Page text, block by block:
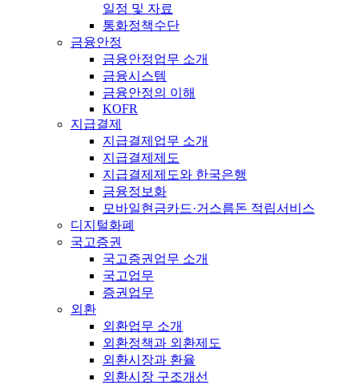
일정 및 자료
통화정책수단
금융안정
금융안정업무 소개
금융시스템
금융안정의 이해
KOFR
지급결제
지급결제업무 소개
지급결제제도
지급결제제도와 한국은행
금융정보화
모바일현금카드·거스름돈 적립서비스
디지털화폐
국고증권
국고증권업무 소개
국고업무
증권업무
외환
외환업무 소개
외환정책과 외환제도
외환시장과 환율
외환시장 구조개선